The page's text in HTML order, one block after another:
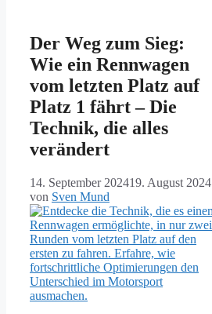
Der Weg zum Sieg:
Wie ein Rennwagen
vom letzten Platz auf
Platz 1 fährt – Die
Technik, die alles
verändert
14. September 202419. August 2024
von Sven Mund